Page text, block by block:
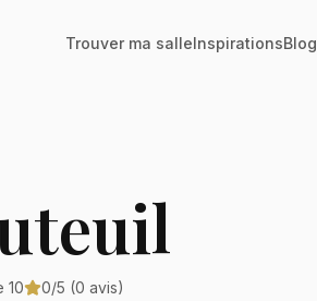
Trouver ma salleInspirationsBlog
10 0/5 (0 avis)